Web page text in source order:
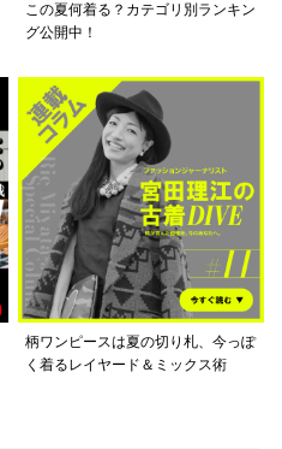
この夏何着る？カテゴリ別ランキン
グ公開中！
柄ワンピースは夏の切り札、今っぽ
く着るレイヤード＆ミックス術